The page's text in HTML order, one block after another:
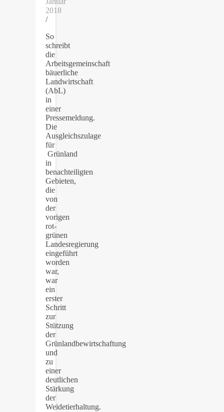
2018
/
So
schreibt
die
Arbeitsgemeinschaft
bäuerliche
Landwirtschaft
(AbL)
in
einer
Pressemeldung.
Die
Ausgleichszulage
für
Grünland
in
benachteiligten
Gebieten,
die
von
der
vorigen
rot-
grünen
Landesregierung
eingeführt
worden
war,
war
ein
erster
Schritt
zur
Stützung
der
Grünlandbewirtschaftung
und
zu
einer
deutlichen
Stärkung
der
Weidetierhaltung.